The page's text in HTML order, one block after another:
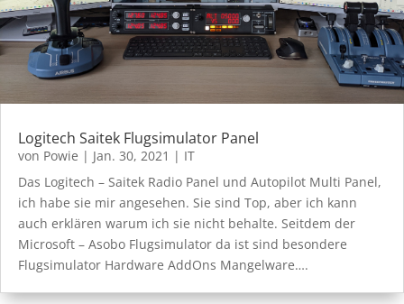
Logitech Saitek Flugsimulator Panel
von Powie | Jan. 30, 2021 | IT
Das Logitech – Saitek Radio Panel und Autopilot Multi Panel,
ich habe sie mir angesehen. Sie sind Top, aber ich kann
auch erklären warum ich sie nicht behalte. Seitdem der
Microsoft – Asobo Flugsimulator da ist sind besondere
Flugsimulator Hardware AddOns Mangelware….